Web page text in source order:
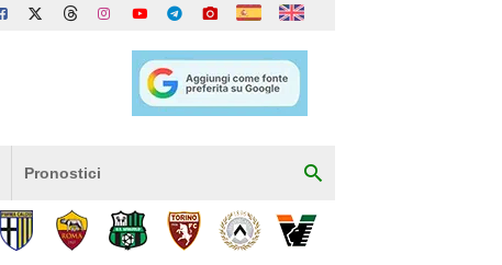
Pronostici